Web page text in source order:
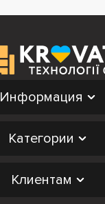
Информация
Категории
Клиентам